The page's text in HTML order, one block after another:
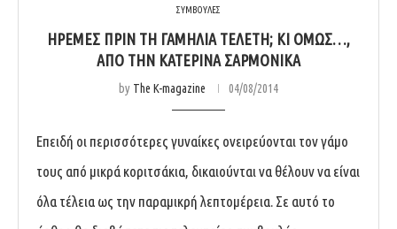
ΣΥΜΒΟΥΛΕΣ
ΗΡΕΜΕΣ ΠΡΙΝ ΤΗ ΓΑΜΉΛΙΑ ΤΕΛΕΤΉ; ΚΙ ΌΜΩΣ…,
ΑΠΌ ΤΗΝ ΚΑΤΕΡΊΝΑ ΣΑΡΜΟΝΙΚΆ
by The K-magazine 04/08/2014
Επειδή οι περισσότερες γυναίκες ονειρεύονται τον γάμο
τους από μικρά κοριτσάκια, δικαιούνται να θέλουν να είναι
όλα τέλεια ως την παραμικρή λεπτομέρεια. Σε αυτό το